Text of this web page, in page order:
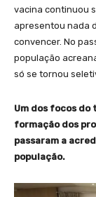
vacina continuou
apresentou nada
convencer. No
população
só se tornou
Um dos focos
formação dos
passaram a
população.